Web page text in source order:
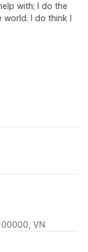
with; I do the
I do think I
VN